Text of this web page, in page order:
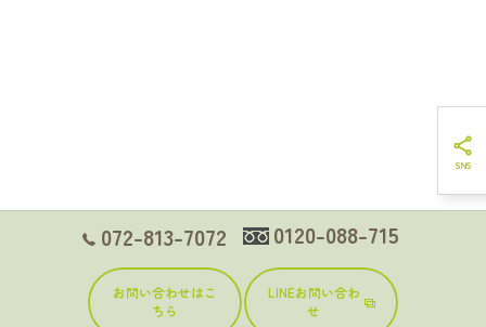
072-813-7072 0120-088-715
お問い合わせはこ
ちら
LINEお問い合わ
せ